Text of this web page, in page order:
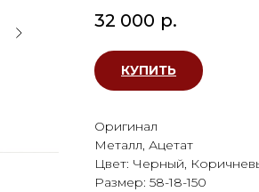
32 000 р.
КУПИТЬ
Оригинал
Металл, Ацетат
Цвет: Черный,
Размер: 58-18-150